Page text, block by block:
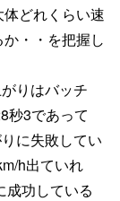
どれくらい速
・・を把握し
りはバッチ
秒3であって
に失敗してい
h出ていれ
成功している